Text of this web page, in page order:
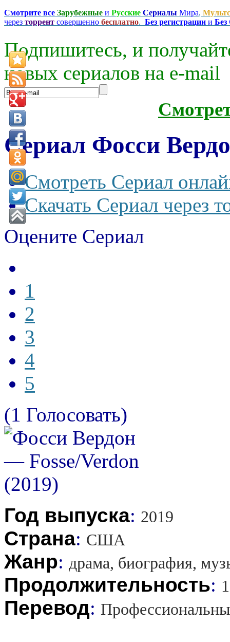
Смотрите все Зарубежные и Русские Сериалы Мира,
через торрент совершенно бесплатно. Без регистрации и
Подпишитесь, и
новых сериалов на e-mаil
Сериал Фосси
Смотреть Сериал
Скачать Сериал через
Оцените Сериал
1
2
3
4
5
(1 Голосовать)
Год выпуска: 2019
Страна: США
Жанр: драма, биография,
Продолжительность:
Перевод: